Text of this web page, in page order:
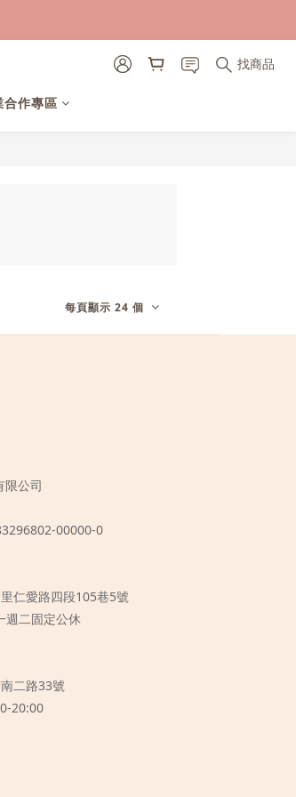
找商品
合作專區
每頁顯示 24 個
限公司
00000-0
仁愛路四段105巷5號
週二固定公休
二路33號
20:00